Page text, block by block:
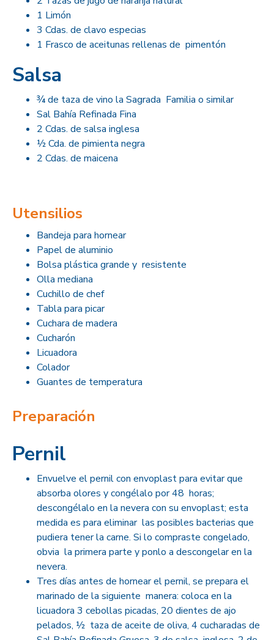
1 Limón
3 Cdas. de clavo especias
1 Frasco de aceitunas rellenas de pimentón
Salsa
¾ de taza de vino la Sagrada Familia o similar
Sal Bahía Refinada Fina
2 Cdas. de salsa inglesa
½ Cda. de pimienta negra
2 Cdas. de maicena
Utensilios
Bandeja para hornear
Papel de aluminio
Bolsa plástica grande y resistente
Olla mediana
Cuchillo de chef
Tabla para picar
Cuchara de madera
Cucharón
Licuadora
Colador
Guantes de temperatura
Preparación
Pernil
Envuelve el pernil con envoplast para evitar que
absorba olores y congélalo por 48 horas;
descongélalo en la nevera con su envoplast; esta
medida es para eliminar las posibles bacterias que
pudiera tener la carne. Si lo compraste congelado,
obvia la primera parte y ponlo a descongelar en la
nevera.
Tres días antes de hornear el pernil, se prepara el
marinado de la siguiente manera: coloca en la
licuadora 3 cebollas picadas, 20 dientes de ajo
pelados, ½ taza de aceite de oliva, 4 cucharadas de